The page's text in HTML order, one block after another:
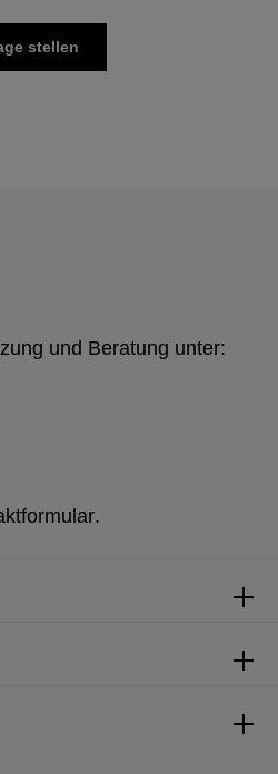
stellen
und Beratung unter:
.